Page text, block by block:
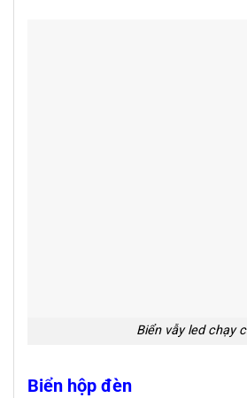
Biển vẫy led chạy
Biển hộp đèn